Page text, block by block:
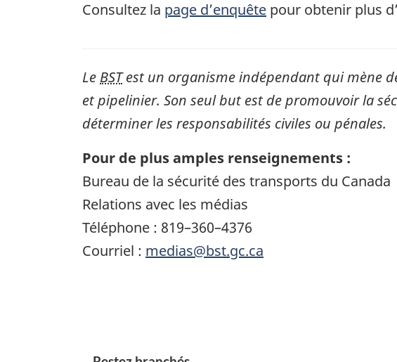
Consultez la page d’enquête pour obtenir plus
Le BSTest un organisme indépendant qui mène
et pipelinier. Son seul but est de promouvoir la
déterminer les responsabilités civiles ou pénales.
Pour de plus amples renseignements :
Bureau de la sécurité des transports du Canada
Relations avec les médias
Téléphone : 819–360–4376
Courriel : medias@bst.gc.ca